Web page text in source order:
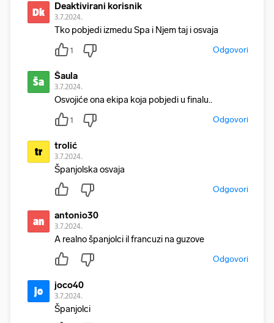
Dk Deaktivirani korisnik
3.7.2024.
Tko pobjedi izmedu Spa i Njem taj i osvaja
1 Odgovori
Ša Šaula
3.7.2024.
Osvojiće ona ekipa koja pobjedi u finalu..
1 Odgovori
tr trolić
3.7.2024.
Španjolska osvaja
Odgovori
an antonio30
3.7.2024.
A realno španjolci il francuzi na guzove
Odgovori
jo joco40
3.7.2024.
Španjolci